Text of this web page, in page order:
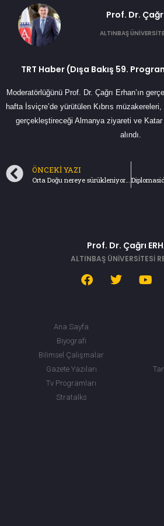
Prof. Dr.
ALTINBAŞ
TRT Haber (Dışa Bakış 59.
Moderatörlüğünü Prof. Dr. Çağrı Erhan’ın
hafta İsviçre’de yürütülen Kıbrıs müzakereleri,
gerçekleştireceği Almanya ziyareti ve
alındı.
ÖNCEKI YAZI
Orta Doğu nereye sürükleniyor? (25.06.2017) Türkiye Gazetesi
Prof. Dr. Çağrı
ALTINBAŞ ÜNİVERSİTESİ
Ana Sayfa
Biyografi
Bilimsel Çalışmalar
Gazete Yazıları
Tv Programları
Stratalks